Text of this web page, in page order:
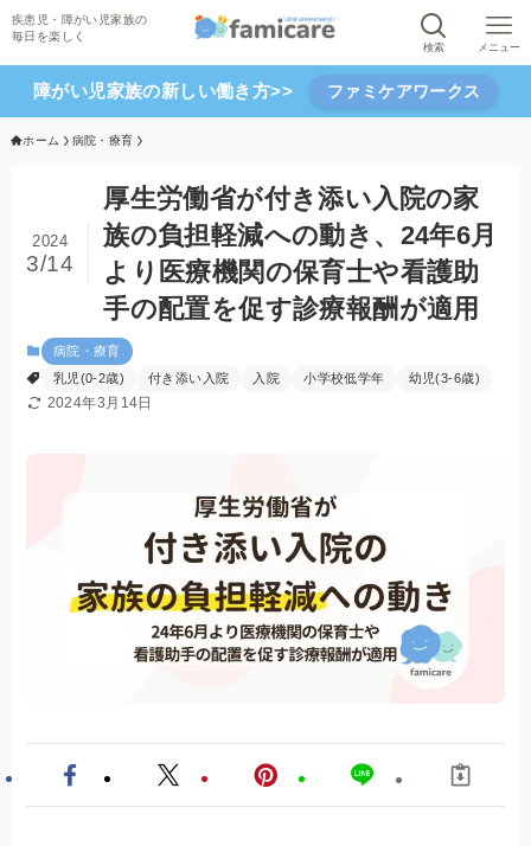
検索 メニュー
障がい児家族の新しい働き方>> ファミケアワークス
ホーム 病院・療育
厚生労働省が付き添い入院の家
族の負担軽減への動き、24年6月
より医療機関の保育士や看護助
手の配置を促す診療報酬が適用
2024
3/14
病院・療育
乳児(0-2歳)
付き添い入院 入院 小学校低学年 幼児(3-6歳)
2024年3月14日